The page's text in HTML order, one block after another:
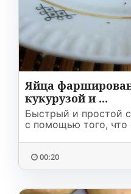
Яйца
кукурузой и ...
Быстрый и простой
с помощью того, что
00:20